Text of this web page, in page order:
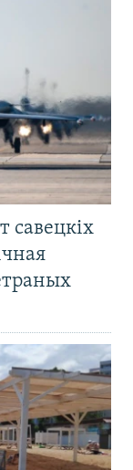
савецкіх